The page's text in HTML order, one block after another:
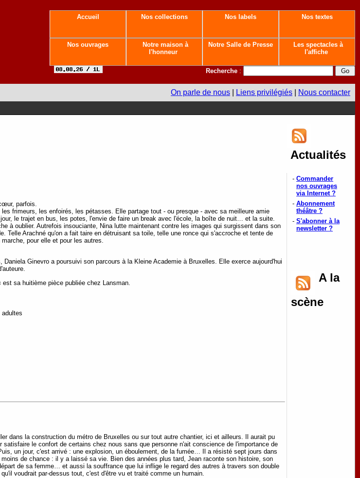
Accueil Nos collections Nos labels Nos textes
Nos ouvrages
Notre maison à
l'honneur
Notre Salle de Presse
Les spectacles à
l'affiche
Recherche :
On parle de nous Liens privilégiés Nous contacter
Actualités
parfois.
frimeurs, les enfoirés, les pétasses. Elle partage tout - ou presque - avec sa meilleure amie
le trajet en bus, les potes, l'envie de faire un break avec l'école, la boîte de nuit… et la suite.
à oublier. Autrefois insouciante, Nina lutte maintenant contre les images qui surgissent dans son
Telle Arachné qu'on a fait taire en détruisant sa toile, telle une ronce qui s'accroche et tente de
pour elle et pour les autres.
Ginevro a poursuivi son parcours à la Kleine Academie à Bruxelles. Elle exerce aujourd'hui
est sa huitième pièce publiée chez Lansman.
dans la construction du métro de Bruxelles ou sur tout autre chantier, ici et ailleurs. Il aurait pu
le confort de certains chez nous sans que personne n'ait conscience de l'importance de
un jour, c'est arrivé : une explosion, un éboulement, de la fumée… Il a résisté sept jours dans
de chance : il y a laissé sa vie. Bien des années plus tard, Jean raconte son histoire, son
de sa femme… et aussi la souffrance que lui inflige le regard des autres à travers son double
voudrait par-dessus tout, c'est d'être vu et traité comme un humain.
- Commander
nos ouvrages
via Internet ?
- Abonnement
théâtre ?
- S'abonner à la
newsletter ?
A la
scène